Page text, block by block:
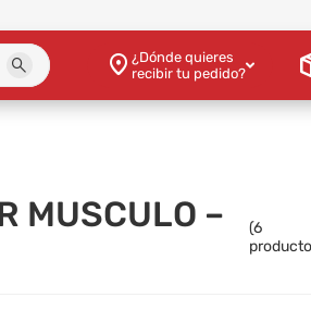
¿Dónde quieres
recibir tu pedido?
MUSCULO –
(6